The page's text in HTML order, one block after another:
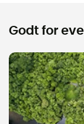
Godt for